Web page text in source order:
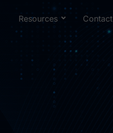
Resources Contact